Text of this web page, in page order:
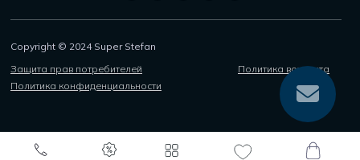
0
Copyright © 2024 Super Stefan
Защита прав потребителей
Политика возврата
Политика конфиденциальности